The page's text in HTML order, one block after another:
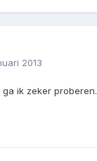
2013
ik zeker proberen.